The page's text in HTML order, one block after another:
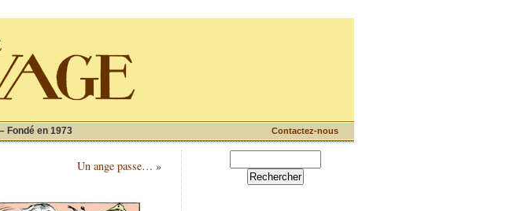
Fondé en 1973 Contactez-nous
Un ange passe… »